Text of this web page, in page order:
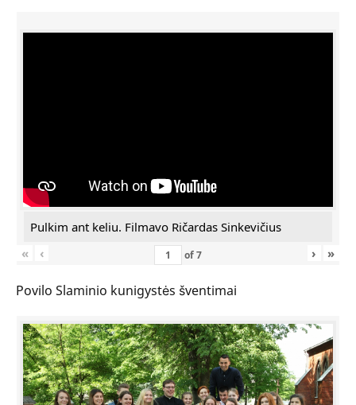
Pulkim ant keliu. Filmavo Ričardas Sinkevičius
«
‹ of7 › »
Povilo Slaminio kunigystės šventimai